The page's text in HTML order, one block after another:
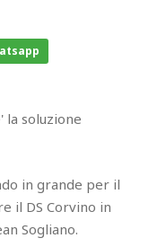
la soluzione
in grande per il
il DS Corvino in
Sogliano.